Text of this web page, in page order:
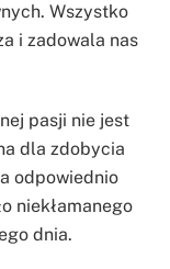
Wszystko
i zadowala nas
pasji nie jest
dla zdobycia
odpowiednio
niekłamanego
dnia.